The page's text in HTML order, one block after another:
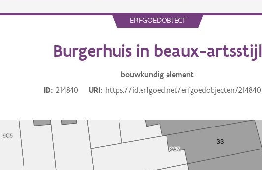
ERFGOEDOBJECT
Burgerhuis in beaux-artsstijl
bouwkundig element
ID
214840 URI https://id.erfgoed.net/erfgoedobjecten/214840